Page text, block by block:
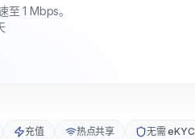
至 1 Mbps。
充值 热点共享 无需 eKYC